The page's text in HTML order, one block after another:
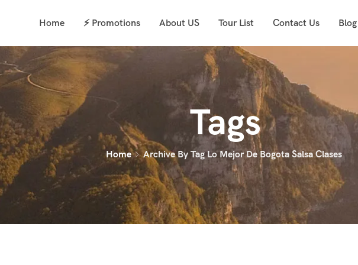
Home ⚡ Promotions About US Tour List Contact Us Blog
Tags
Home Archive By Tag Lo Mejor De Bogota Salsa Clases